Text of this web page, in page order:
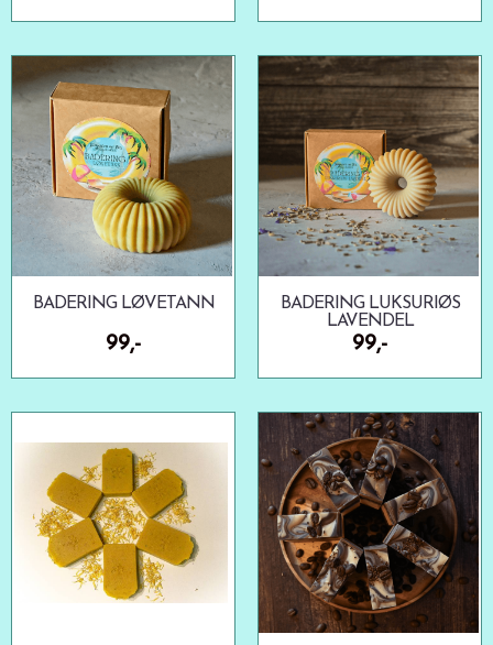
BADERING LØVETANN
99,-
BADERING LUKSURIØS
LAVENDEL
99,-